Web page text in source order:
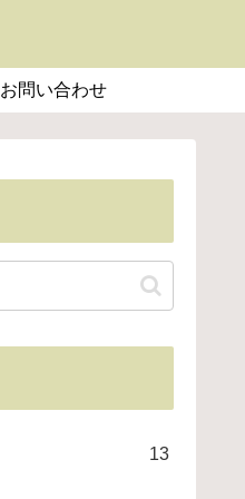
お問い合わせ
13